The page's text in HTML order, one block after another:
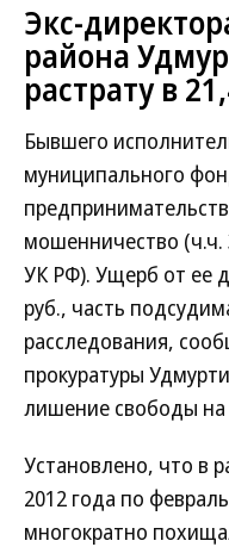
Экс-
района
растрату в
Бывшего
муниципального
мошенничество (ч.ч.
УК РФ). Ущерб от ее
руб., часть
расследования,
прокуратуры
лишение свободы на
Установлено, что в
2012 года по
многократно